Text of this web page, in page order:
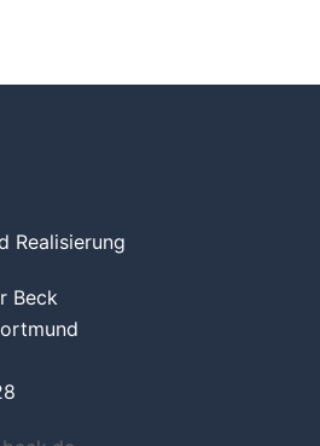
Realisierung
Beck